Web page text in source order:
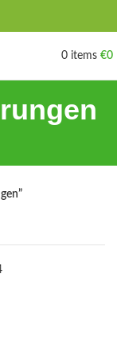
0 items €0